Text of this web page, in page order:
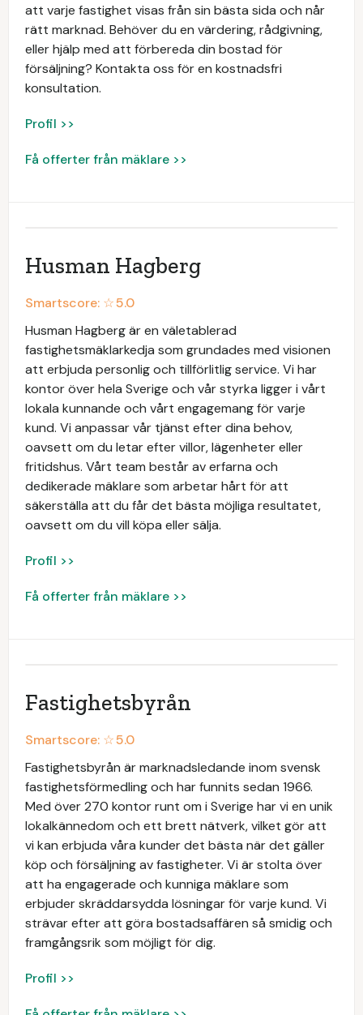
att varje fastighet visas från sin bästa sida och når
rätt marknad. Behöver du en värdering, rådgivning,
eller hjälp med att förbereda din bostad för
försäljning? Kontakta oss för en kostnadsfri
konsultation.
Profil >>
Få offerter från mäklare >>
Husman Hagberg
Smartscore: ☆5.0
Husman Hagberg är en väletablerad
fastighetsmäklarkedja som grundades med visionen
att erbjuda personlig och tillförlitlig service. Vi har
kontor över hela Sverige och vår styrka ligger i vårt
lokala kunnande och vårt engagemang för varje
kund. Vi anpassar vår tjänst efter dina behov,
oavsett om du letar efter villor, lägenheter eller
fritidshus. Vårt team består av erfarna och
dedikerade mäklare som arbetar hårt för att
säkerställa att du får det bästa möjliga resultatet,
oavsett om du vill köpa eller sälja.
Profil >>
Få offerter från mäklare >>
Fastighetsbyrån
Smartscore: ☆5.0
Fastighetsbyrån är marknadsledande inom svensk
fastighetsförmedling och har funnits sedan 1966.
Med över 270 kontor runt om i Sverige har vi en unik
lokalkännedom och ett brett nätverk, vilket gör att
vi kan erbjuda våra kunder det bästa när det gäller
köp och försäljning av fastigheter. Vi är stolta över
att ha engagerade och kunniga mäklare som
erbjuder skräddarsydda lösningar för varje kund. Vi
strävar efter att göra bostadsaffären så smidig och
framgångsrik som möjligt för dig.
Profil >>